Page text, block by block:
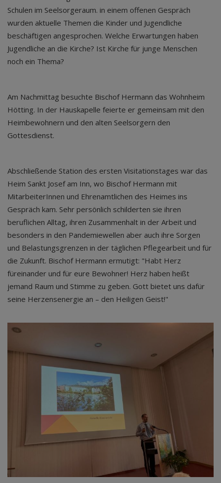
Schulen im Seelsorgeraum. in einem offenen Gespräch
wurden aktuelle Themen die Kinder und Jugendliche
beschäftigen angesprochen. Welche Erwartungen haben
Jugendliche an die Kirche? Ist Kirche für junge Menschen
noch ein Thema?
Am Nachmittag besuchte Bischof Hermann das Wohnheim
Hötting. In der Hauskapelle feierte er gemeinsam mit den
Heimbewohnern und den alten Seelsorgern den
Gottesdienst.
Abschließende Station des ersten Visitationstages war das
Heim Sankt Josef am Inn, wo Bischof Hermann mit
MitarbeiterInnen und Ehrenamtlichen des Heimes ins
Gespräch kam. Sehr persönlich schilderten sie ihren
beruflichen Alltag, ihren Zusammenhalt in der Arbeit und
besonders in den Pandemiewellen aber auch ihre Sorgen
und Belastungsgrenzen in der täglichen Pflegearbeit und für
die Zukunft. Bischof Hermann ermutigt: "Habt Herz
füreinander und für eure Bewohner! Herz haben heißt
jemand Raum und Stimme zu geben. Gott bietet uns dafür
seine Herzensenergie an – den Heiligen Geist!"